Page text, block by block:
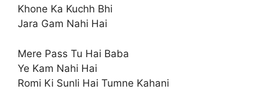
Khone Ka Kuchh Bhi
Jara Gam Nahi Hai
Mere Pass Tu Hai Baba
Ye Kam Nahi Hai
Romi Ki Sunli Hai Tumne Kahani